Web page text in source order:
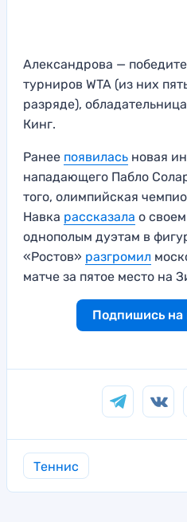
Александрова —
турниров WTA (из них
разряде),
Кинг.
Ранее появилась новая
нападающего Пабло
того, олимпийская
Навка рассказала о
однополым дуэтам в
«Ростов» разгромил
матче за пятое место на
Подпишись на
Теннис